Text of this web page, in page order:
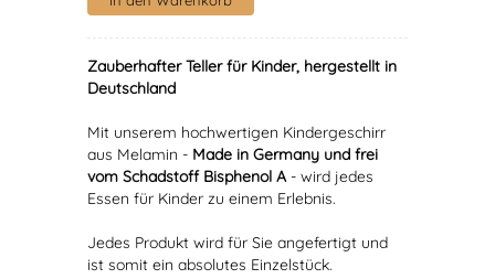
Zauberhafter Teller für Kinder, hergestellt in
Deutschland
Mit unserem hochwertigen Kindergeschirr
aus Melamin - Made in Germany und frei
vom Schadstoff Bisphenol A- wird jedes
Essen für Kinder zu einem Erlebnis.
Jedes Produkt wird für Sie angefertigt und
ist somit ein absolutes Einzelstück.